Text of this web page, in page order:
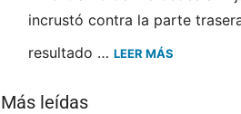
incrustó contra la parte
resultado … LEER MÁS
Más leídas